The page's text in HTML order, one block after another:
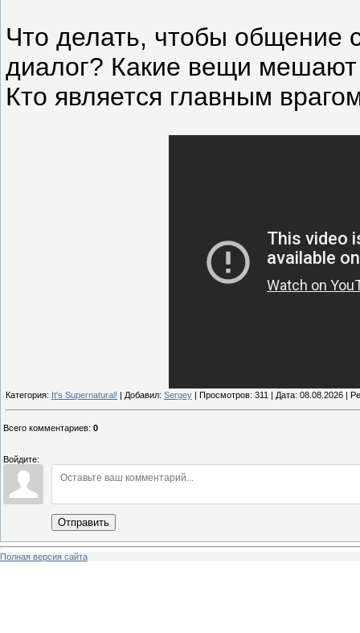
Что делать, чтобы общение
диалог? Какие вещи
Кто является главным
Категория: It's Supernatural! | Добавил: Sergey | Просмотров: 311 | Дата: 08.08.2026 |
Всего комментариев: 0
Войдите:
Отправить
Полная версия сайта